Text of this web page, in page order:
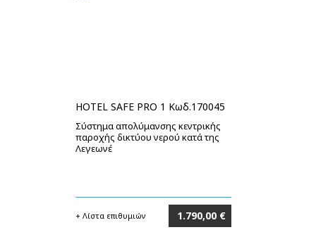
HOTEL SAFE PRO 1 Κωδ.170045
Σύστημα απολύμανσης κεντρικής
παροχής δικτύου νερού κατά της
Λεγεωνέ
+ Λίστα επιθυμιών 1.790,00 €